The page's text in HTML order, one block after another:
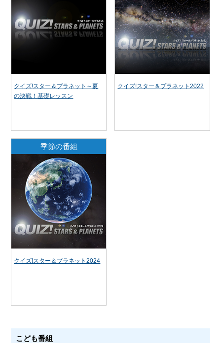
クイズ!スター＆プラネット～夏
の決戦！基礎レッスン
クイズ!スター＆プラネット2022
季節の番組
クイズ!スター＆プラネット2024
こども番組